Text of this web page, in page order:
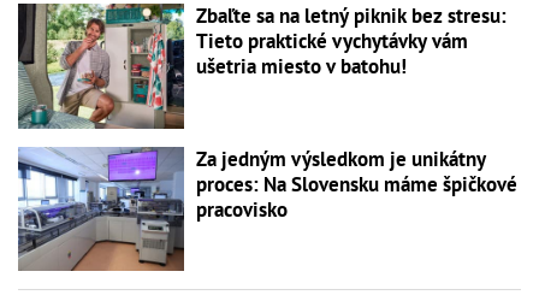
Zbaľte sa na letný piknik bez stresu:
Tieto praktické vychytávky vám
ušetria miesto v batohu!
Za jedným výsledkom je unikátny
proces: Na Slovensku máme špičkové
pracovisko